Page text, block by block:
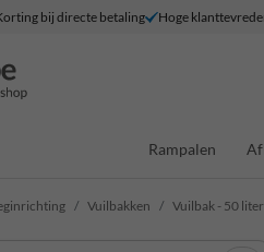
bij directe betaling Hoge
Rampalen
Vuilbakken Vuilbak - 50